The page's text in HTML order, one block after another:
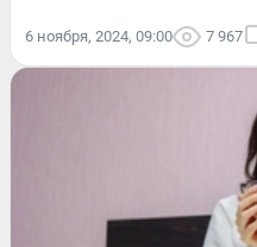
6 ноября, 2024, 09:00 7 967